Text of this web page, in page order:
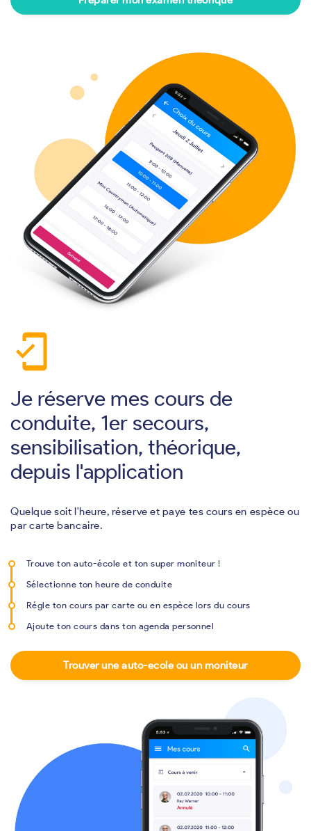
mobile_friendly
Je réserve mes cours de
conduite, 1er secours,
sensibilisation, théorique,
depuis l'application
Quelque soit l'heure, réserve et paye tes cours en espèce ou
par carte bancaire.
Trouve ton auto-école et ton super moniteur !
Sélectionne ton heure de conduite
Régle ton cours par carte ou en espèce lors du cours
Ajoute ton cours dans ton agenda personnel
Trouver une auto-ecole ou un moniteur